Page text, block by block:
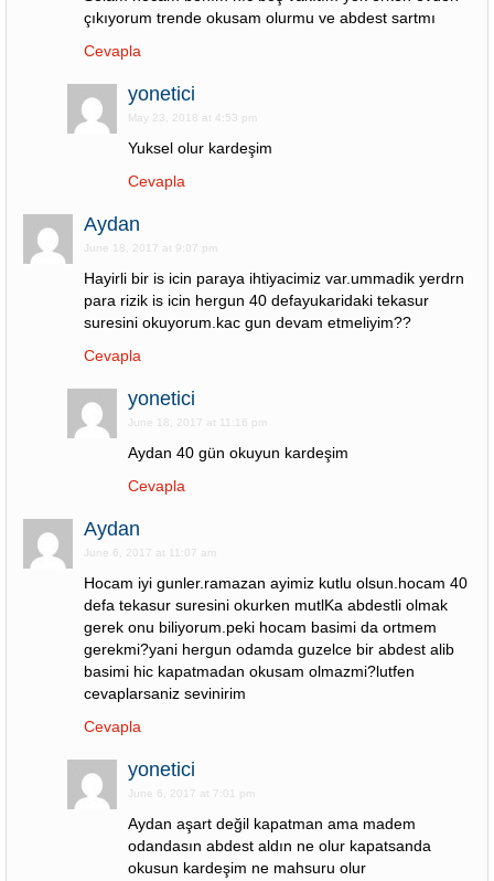
çıkıyorum trende okusam olurmu ve abdest sartmı
Cevapla
yonetici
May 23, 2018 at 4:53 pm
Yuksel olur kardeşim
Cevapla
Aydan
June 18, 2017 at 9:07 pm
Hayirli bir is icin paraya ihtiyacimiz var.ummadik yerdrn
para rizik is icin hergun 40 defayukaridaki tekasur
suresini okuyorum.kac gun devam etmeliyim??
Cevapla
yonetici
June 18, 2017 at 11:16 pm
Aydan 40 gün okuyun kardeşim
Cevapla
Aydan
June 6, 2017 at 11:07 am
Hocam iyi gunler.ramazan ayimiz kutlu olsun.hocam 40
defa tekasur suresini okurken mutlKa abdestli olmak
gerek onu biliyorum.peki hocam basimi da ortmem
gerekmi?yani hergun odamda guzelce bir abdest alib
basimi hic kapatmadan okusam olmazmi?lutfen
cevaplarsaniz sevinirim
Cevapla
yonetici
June 6, 2017 at 7:01 pm
Aydan aşart değil kapatman ama madem
odandasın abdest aldın ne olur kapatsanda
okusun kardeşim ne mahsuru olur